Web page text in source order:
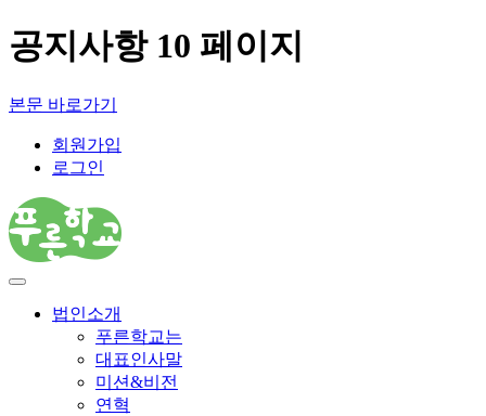
공지사항 10 페이지
본문 바로가기
회원가입
로그인
법인소개
푸른학교는
대표인사말
미션&비전
연혁